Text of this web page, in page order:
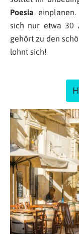
Poesia
sich nur etwa 30
gehört zu den
lohnt sich!